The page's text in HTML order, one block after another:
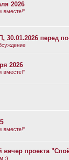
2026
вместе!"
30.01.2026 перед
2026
вместе!"
вместе!"
вечер проекта
:)